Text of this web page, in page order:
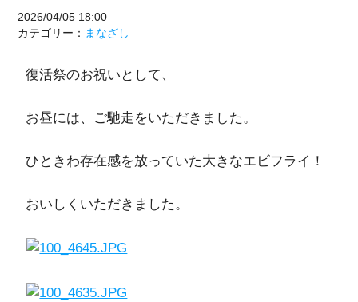
2026/04/05 18:00
カテゴリー： まなざし
復活祭のお祝いとして、
お昼には、ご馳走をいただきました。
ひときわ存在感を放っていた大きなエビフライ！
おいしくいただきました。